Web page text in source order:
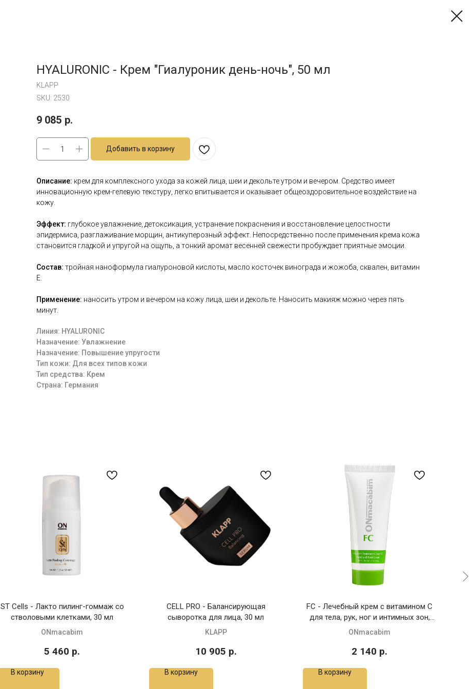
HYALURONIC - Крем "Гиалуроник день-ночь", 50 мл
KLAPP
SKU: 2530
9 085 р.
Добавить в корзину
Описание: крем для комплексного ухода за кожей лица, шеи и декольте утром и вечером. Средство имеет
инновационную крем-гелевую текстуру, легко впитывается и оказывает общеоздоровительное воздействие на
кожу.
Эффект: глубокое увлажнение, детоксикация, устранение покраснения и восстановление целостности
эпидермиса, разглаживание морщин, антикуперозный эффект. Непосредственно после применения крема кожа
становится гладкой и упругой на ощупь, а тонкий аромат весенней свежести пробуждает приятные эмоции.
Состав: тройная наноформула гиалуроновой кислоты, масло косточек винограда и жожоба, сквален, витамин
Е.
Применение: наносить утром и вечером на кожу лица, шеи и декольте. Наносить макияж можно через пять
минут.
Линия: HYALURONIC
Назначение: Увлажнение
Назначение: Повышение упругости
Тип кожи: Для всех типов кожи
Тип средства: Крем
Страна: Германия
ST Cells - Лакто пилинг-гоммаж со
стволовыми клетками, 30 мл
ONmacabim
5 460 р.
В корзину
CELL PRO - Балансирующая
сыворотка для лица, 30 мл
KLAPP
10 905 р.
В корзину
FC - Лечебный крем с витамином C
для тела, рук, ног и интимных зон,
100 мл
ONmacabim
2 140 р.
В корзину